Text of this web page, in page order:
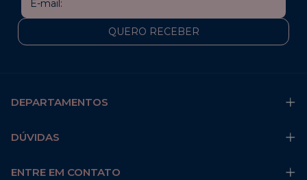
DEPARTAMENTOS
DÚVIDAS
ENTRE EM CONTATO